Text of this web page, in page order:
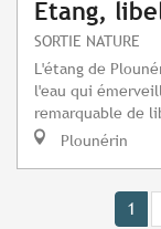
Etang,
SORTIE NATURE
L'étang de
l'eau qui
remarquable de
Plounérin
1